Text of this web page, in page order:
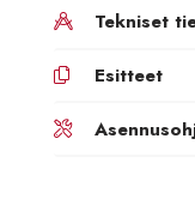
Tekniset
Esitteet